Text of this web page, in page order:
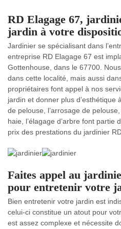
RD Elagage 67,
jardin à votre
Jardinier se spécialisant dans
entreprise RD Elagage 67 est
Gottenhouse, dans le 67700.
dans cette localité, mais aussi
propriétaires font appel à nos
jardin et donner plus d’esthétique
de pelouse, l’arrosage de
haie, l’élagage d’arbre font partie
prix des prestations du jardinier
Faites appel au
pour entretenir votre
Bien entretenir votre jardin est
celui-ci constitue un atout pour
est assez complexe et nécessite